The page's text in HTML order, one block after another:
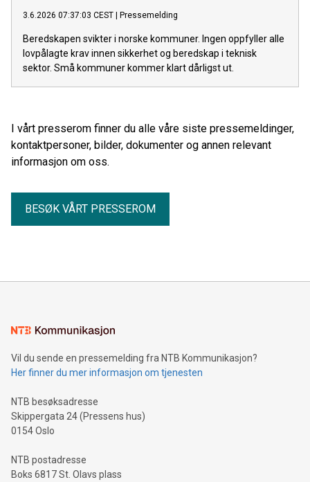
3.6.2026 07:37:03 CEST Pressemelding
Beredskapen svikter i norske kommuner. Ingen oppfyller alle
lovpålagte krav innen sikkerhet og beredskap i teknisk
sektor. Små kommuner kommer klart dårligst ut.
I vårt presserom finner du alle våre siste pressemeldinger,
kontaktpersoner, bilder, dokumenter og annen relevant
informasjon om oss.
BESØK VÅRT PRESSEROM
Vil du sende en pressemelding fra NTB Kommunikasjon?
Her finner du mer informasjon om tjenesten
NTB besøksadresse
Skippergata 24 (Pressens hus)
0154 Oslo
NTB postadresse
Boks 6817 St. Olavs plass